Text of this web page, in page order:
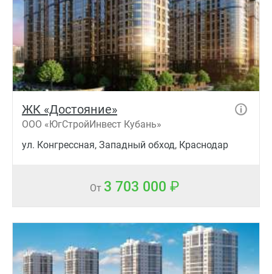
ЖК «Достояние»
ООО «ЮгСтройИнвест Кубань»
ул. Конгрессная, Западный обход, Краснодар
От 3 703 000